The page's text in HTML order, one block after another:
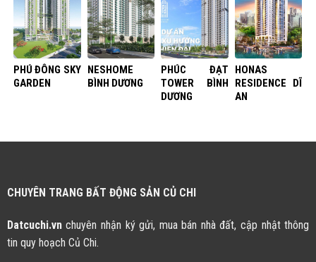
PHÚ ĐÔNG SKY
GARDEN
NESHOME
BÌNH DƯƠNG
PHÚC ĐẠT
TOWER BÌNH
DƯƠNG
HONAS
RESIDENCE DĨ
AN
CHUYÊN TRANG BẤT ĐỘNG SẢN CỦ CHI
Datcuchi.vnchuyên nhận ký gửi, mua bán nhà đất, cập nhật thông
tin quy hoạch Củ Chi.